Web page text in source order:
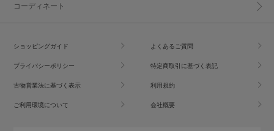
コーディネート
ショッピングガイド よくあるご質問
プライバシーポリシー 特定商取引に基づく表記
古物営業法に基づく表示 利用規約
ご利用環境について 会社概要